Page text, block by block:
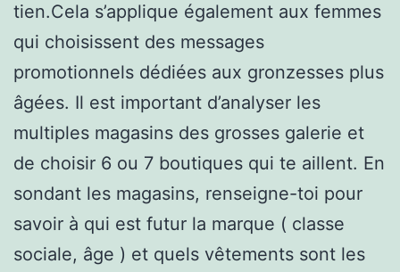
tien.Cela s’applique également aux femmes
qui choisissent des messages
promotionnels dédiées aux gronzesses plus
âgées. Il est important d’analyser les
multiples magasins des grosses galerie et
de choisir 6 ou 7 boutiques qui te aillent. En
sondant les magasins, renseigne-toi pour
savoir à qui est futur la marque ( classe
sociale, âge ) et quels vêtements sont les